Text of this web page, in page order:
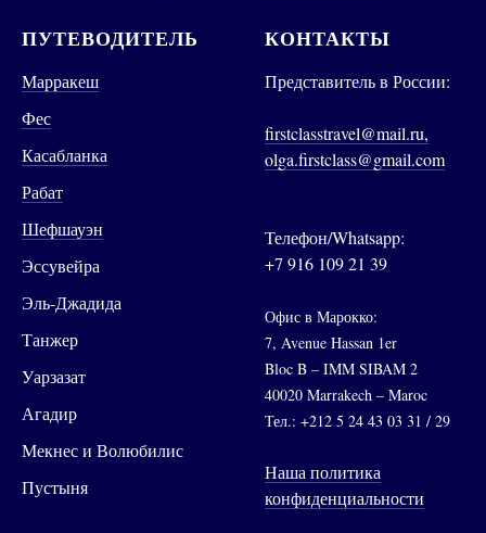
ПУТЕВОДИТЕЛЬ
Марракеш
Фес
Касабланка
Рабат
Шефшауэн
Эссувейра
Эль-Джадида
Танжер
Уарзазат
Агадир
Мекнес и Волюбилис
Пустыня
КОНТАКТЫ
Представитель в России:
firstclasstravel@mail.ru,
olga.firstclass@gmail.com
Телефон/Whatsapp:
+7 916 109 21 39
Офис в Марокко:
7, Avenue Hassan 1er
Bloc B – IMM SIBAM 2
40020 Marrakech – Maroc
Тел.: +212 5 24 43 03 31 / 29
Наша политика
конфиденциальности